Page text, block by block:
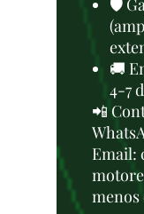
🛡️
🚚
4-7
📲
Email:
menos